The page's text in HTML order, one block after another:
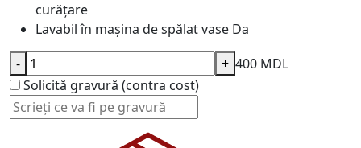
curățare
Lavabil în mașina de spălat vase Da
400 MDL
Solicită gravură (contra cost)
- +